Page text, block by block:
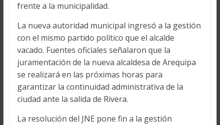
frente a la municipalidad.
La nueva autoridad municipal ingresó a la gestión
con el mismo partido político que el alcalde
vacado. Fuentes oficiales señalaron que la
juramentación de la nueva alcaldesa de Arequipa
se realizará en las próximas horas para
garantizar la continuidad administrativa de la
ciudad ante la salida de Rivera.
La resolución del JNE pone fin a la gestión